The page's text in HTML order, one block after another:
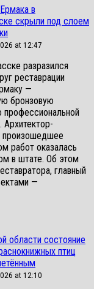
в
скрыли под слоем
at 12:47
разразился
реставрации
—
бронзовую
профессиональной
Архитектор-
произошедшее
работ оказалась
в штате. Об этом
главный
—
области состояние
птиц
at 12:10